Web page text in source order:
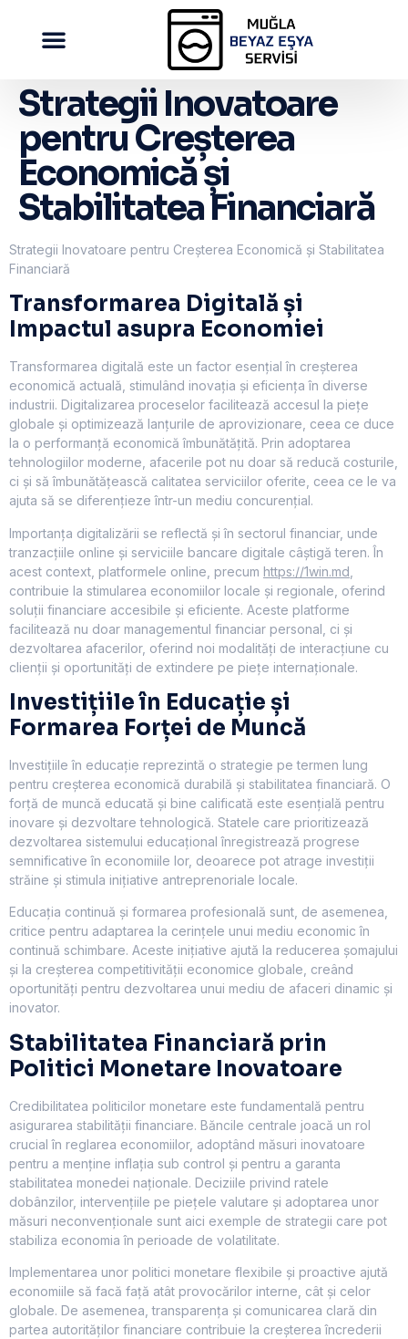
Strategii Inovatoare
pentru Creșterea
Economică și
Stabilitatea Financiară
Strategii Inovatoare pentru Creșterea Economică și Stabilitatea
Financiară
Transformarea Digitală și
Impactul asupra Economiei
Transformarea digitală este un factor esențial în creșterea
economică actuală, stimulând inovația și eficiența în diverse
industrii. Digitalizarea proceselor facilitează accesul la piețe
globale și optimizează lanțurile de aprovizionare, ceea ce duce
la o performanță economică îmbunătățită. Prin adoptarea
tehnologiilor moderne, afacerile pot nu doar să reducă costurile,
ci și să îmbunătățească calitatea serviciilor oferite, ceea ce le va
ajuta să se diferențieze într-un mediu concurențial.
Importanța digitalizării se reflectă și în sectorul financiar, unde
tranzacțiile online și serviciile bancare digitale câștigă teren. În
acest context, platformele online, precum https://1win.md
contribuie la stimularea economiilor locale și regionale, oferind
soluții financiare accesibile și eficiente. Aceste platforme
facilitează nu doar managementul financiar personal, ci și
dezvoltarea afacerilor, oferind noi modalități de interacțiune cu
clienții și oportunități de extindere pe piețe internaționale.
Investițiile în Educație și
Formarea Forței de Muncă
Investițiile în educație reprezintă o strategie pe termen lung
pentru creșterea economică durabilă și stabilitatea financiară. O
forță de muncă educată și bine calificată este esențială pentru
inovare și dezvoltare tehnologică. Statele care prioritizează
dezvoltarea sistemului educațional înregistrează progrese
semnificative în economiile lor, deoarece pot atrage investiții
străine și stimula inițiative antreprenoriale locale.
Educația continuă și formarea profesională sunt, de asemenea,
critice pentru adaptarea la cerințele unui mediu economic în
continuă schimbare. Aceste inițiative ajută la reducerea șomajului
și la creșterea competitivității economice globale, creând
oportunități pentru dezvoltarea unui mediu de afaceri dinamic și
inovator.
Stabilitatea Financiară prin
Politici Monetare Inovatoare
Credibilitatea politicilor monetare este fundamentală pentru
asigurarea stabilității financiare. Băncile centrale joacă un rol
crucial în reglarea economiilor, adoptând măsuri inovatoare
pentru a menține inflația sub control și pentru a garanta
stabilitatea monedei naționale. Deciziile privind ratele
dobânzilor, intervențiile pe piețele valutare și adoptarea unor
măsuri neconvenționale sunt aici exemple de strategii care pot
stabiliza economia în perioade de volatilitate.
Implementarea unor politici monetare flexibile și proactive ajută
economiile să facă față atât provocărilor interne, cât și celor
globale. De asemenea, transparența și comunicarea clară din
partea autorităților financiare contribuie la creșterea încrederii